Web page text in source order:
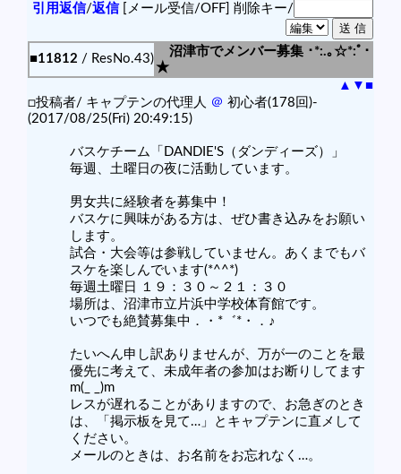
引用返信/返信[メール受信/OFF] 削除キー/
■11812 / ResNo.43)
沼津市でメンバー募集 ･*:.｡☆*:ﾟ･
★
▲ ▼ ■
□投稿者/ キャプテンの代理人 ＠ 初心者(178回)-
(2017/08/25(Fri) 20:49:15)
バスケチーム「DANDIE'S（ダンディーズ）」
毎週、土曜日の夜に活動しています。
男女共に経験者を募集中！
バスケに興味がある方は、ぜひ書き込みをお願い
します。
試合・大会等は参戦していません。あくまでもバ
スケを楽しんでいます(*^^*)
毎週土曜日 １９：３０～２１：３０
場所は、沼津市立片浜中学校体育館です。
いつでも絶賛募集中．・*゛*・．♪
たいへん申し訳ありませんが、万が一のことを最
優先に考えて、未成年者の参加はお断りしてます
m(_ _)m
レスが遅れることがありますので、お急ぎのとき
は、「掲示板を見て…」とキャプテンに直メして
ください。
メールのときは、お名前をお忘れなく…。